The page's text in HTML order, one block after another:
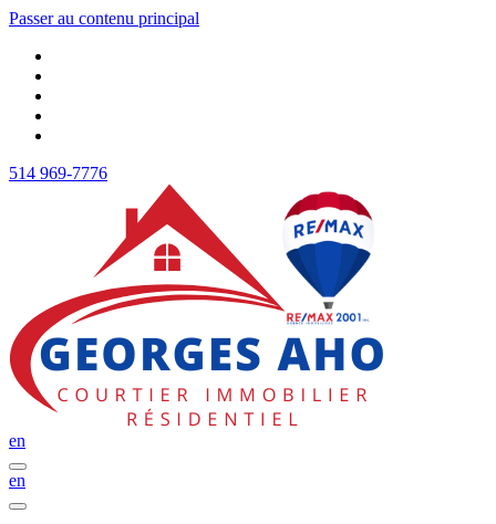
Passer au contenu principal
514 969-7776
en
en